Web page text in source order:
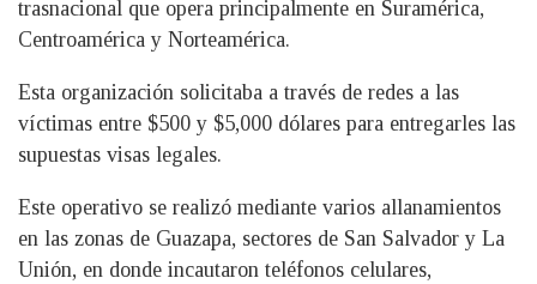
trasnacional que opera principalmente en Suramérica,
Centroamérica y Norteamérica.
Esta organización solicitaba a través de redes a las
víctimas entre $500 y $5,000 dólares para entregarles las
supuestas visas legales.
Este operativo se realizó mediante varios allanamientos
en las zonas de Guazapa, sectores de San Salvador y La
Unión, en donde incautaron teléfonos celulares,